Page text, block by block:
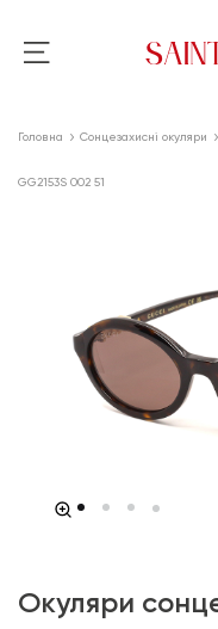
Головна Сонцезахисні окуляри
GG2153S 002 51
Окуляри